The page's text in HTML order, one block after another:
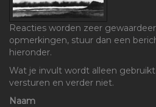
Reacties worden zeer
opmerkingen, stuur dan een
hieronder.
Wat je invult wordt alleen
versturen en verder niet.
Naam